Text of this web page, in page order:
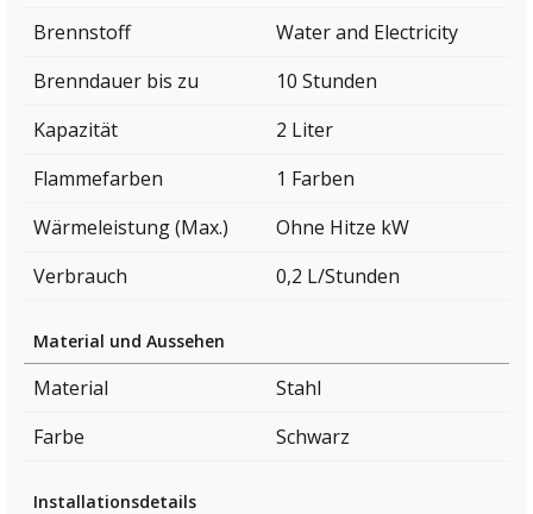
Brennstoff
Water and Electricity
Brenndauer bis zu
10 Stunden
Kapazität
2 Liter
Flammefarben
1 Farben
Wärmeleistung (Max.)
Ohne Hitze kW
Verbrauch
0,2 L/Stunden
Material und Aussehen
Material
Stahl
Farbe
Schwarz
Installationsdetails